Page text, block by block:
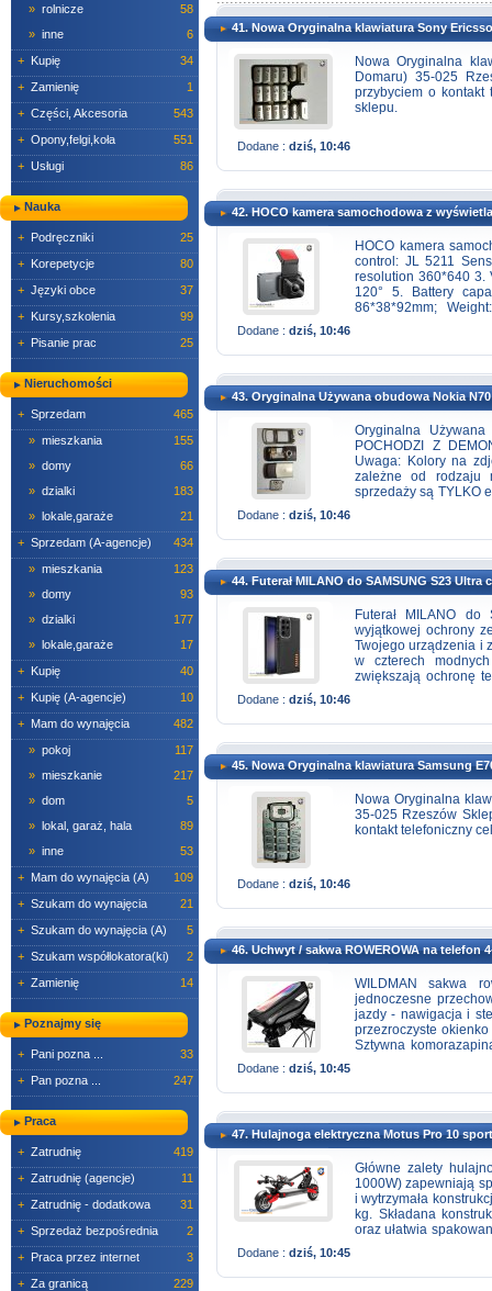
» rolnicze
58
» inne
6
+ Kupię
34
+ Zamienię
1
+ Części, Akcesoria
543
+ Opony,felgi,koła
551
+ Usługi 86
Nauka
+ Podręczniki
25
+ Korepetycje
80
+ Języki obce
37
+ Kursy,szkolenia
99
+ Pisanie prac 25
Nieruchomości
+ Sprzedam
465
» mieszkania
155
» domy
66
» dzialki
183
» lokale,garaże
21
+ Sprzedam (A-agencje)
434
» mieszkania
123
» domy
93
» dzialki
177
» lokale,garaże
17
+ Kupię
40
+ Kupię (A-agencje)
10
+ Mam do wynajęcia
482
» pokoj
117
» mieszkanie
217
» dom
5
» lokal, garaż, hala
89
» inne
53
+ Mam do wynajęcia (A)
109
+ Szukam do wynajęcia
21
+ Szukam do wynajęcia (A)
5
+ Szukam współlokatora(ki)
2
+ Zamienię 14
Poznajmy się
+ Pani pozna ...
33
+ Pan pozna ... 247
Praca
+ Zatrudnię
419
+ Zatrudnię (agencje)
11
+ Zatrudnię - dodatkowa
31
+ Sprzedaż bezpośrednia
2
+ Praca przez internet
3
+ Za granicą
229
41. Nowa Oryginalna klawiatura Sony
Nowa Oryginalna
Domaru) 35-025
przybyciem o kontakt
sklepu.
Dodane : dziś, 10:46
42. HOCO kamera samochodowa z
HOCO kamera
control: JL 5211
resolution 360*640 3.
120° 5. Battery
86*38*92mm;
Dodane : dziś, 10:46
43. Oryginalna Używana obudowa Nokia
Oryginalna
POCHODZI Z
Uwaga: Kolory na
zależne od rodzaju
sprzedaży są TYLKO
godzinach: Pn-Pt:
Dodane : dziś, 10:46
44. Futerał MILANO do SAMSUNG S23 Ultra
Futerał MILANO
wyjątkowej ochrony
Twojego urządzenia i
w czterech
zwiększają ochronę
kolorach sprawdzi się
Dodane : dziś, 10:46
45. Nowa Oryginalna klawiatura Samsung
Nowa Oryginalna
35-025 Rzeszów
kontakt telefoniczny
Dodane : dziś, 10:46
46. Uchwyt / sakwa ROWEROWA na telefon
WILDMAN sakwa
jednoczesne
jazdy - nawigacja i
przezroczyste
Sztywna
konstrukcja
- 7" Zamknięcie:
wodoodporny EVA
Rzeszów
Dodane : dziś, 10:45
47. Hulajnoga elektryczna Motus Pro 10
Główne zalety
1000W) zapewniają
i wytrzymała
kg. Składana
oraz ułatwia
regulowaną
Dodane : dziś, 10:45